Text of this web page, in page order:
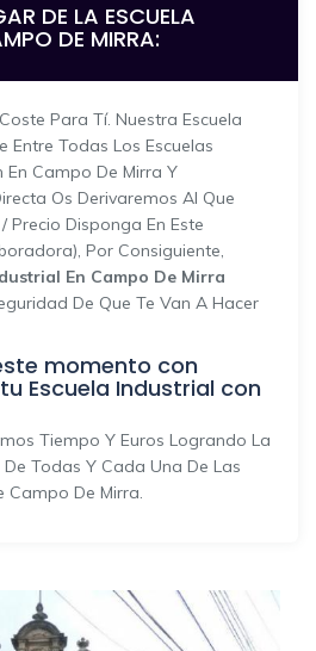
DE LA ESCUELA
DE MIRRA:
Para Tí. Nuestra Escuela
Entre Todas Los Escuelas
En Campo De Mirra Y
Os Derivaremos Al Que
Precio Disponga En Este
Por Consiguiente,
En Campo De Mirra
De Que Te Van A Hacer
momento con
Escuela Industrial con
Tiempo Y Euros Logrando La
Todas Y Cada Una De Las
Campo De Mirra.